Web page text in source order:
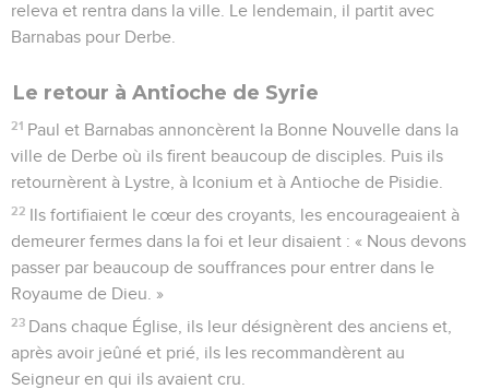
releva et rentra dans la ville. Le lendemain, il partit avec
Barnabas pour Derbe.
Le retour à Antioche de Syrie
21 Paul et Barnabas annoncèrent la Bonne Nouvelle dans la
ville de Derbe où ils firent beaucoup de disciples. Puis ils
retournèrent à Lystre, à Iconium et à Antioche de Pisidie.
22 Ils fortifiaient le cœur des croyants, les encourageaient à
demeurer fermes dans la foi et leur disaient : « Nous devons
passer par beaucoup de souffrances pour entrer dans le
Royaume de Dieu. »
23 Dans chaque Église, ils leur désignèrent des anciens et,
après avoir jeûné et prié, ils les recommandèrent au
Seigneur en qui ils avaient cru.